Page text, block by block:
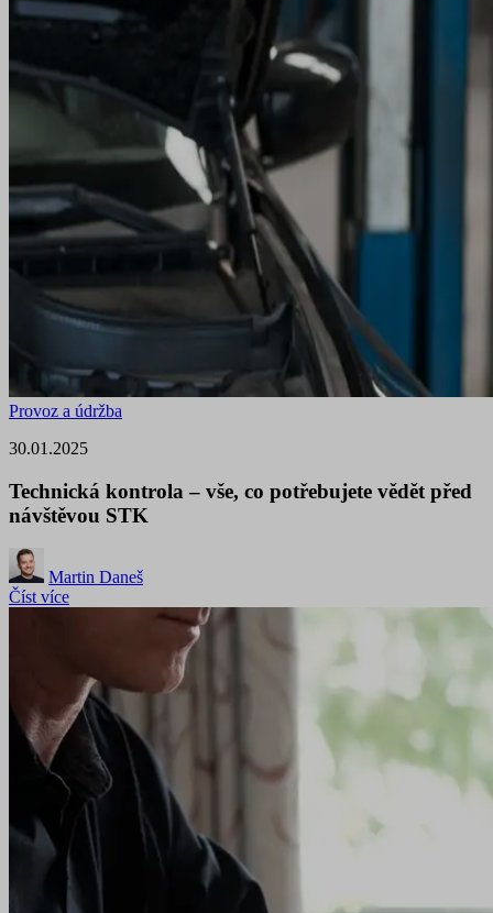
Provoz a údržba
30.01.2025
Technická kontrola – vše, co potřebujete vědět před
návštěvou STK
Martin Daneš
Číst více